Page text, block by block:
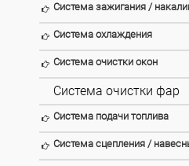
Система зажигания /
Система охлаждения
Система очистки окон
Система очистки фар
Система подачи топлива
Система сцепления /